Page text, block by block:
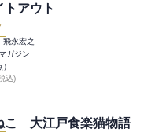
トアウト
飛永宏之
ガジン
）
込)
こ 大江戸食楽猫物語